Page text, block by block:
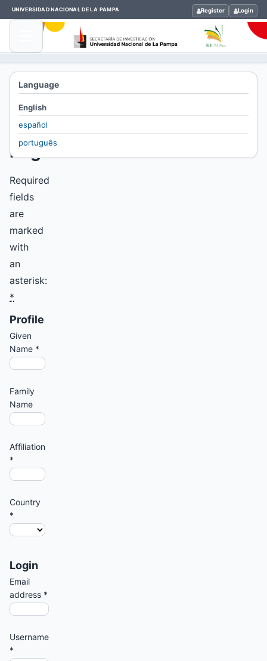
UNIVERSIDAD NACIONAL DE LA PAMPA Register Login
Home
Register
Register
Required
fields
are
marked
with
an
asterisk:
*
Profile
Given
Name *
Family
Name
Affiliation
*
Country
*
Login
Email
address *
Username
*
Language
English
español
português